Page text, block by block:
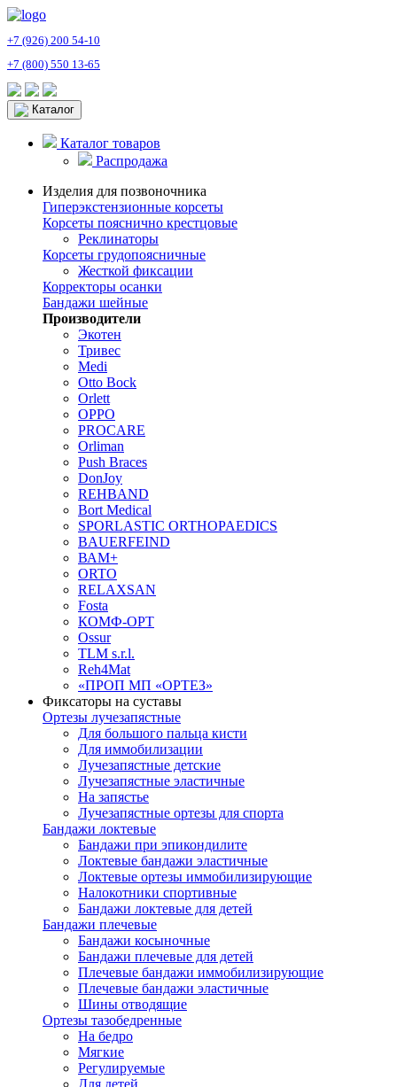
+7 (926) 200 54-10
+7 (800) 550 13-65
Каталог
Каталог товаров
Распродажа
Изделия для позвоночника
Гиперэкстензионные корсеты
Корсеты пояснично крестцовые
Реклинаторы
Корсеты грудопоясничные
Жесткой фиксации
Корректоры осанки
Бандажи шейные
Производители
Экотен
Тривес
Medi
Otto Bock
Orlett
OPPO
PROCARE
Orliman
Push Braces
DonJoy
REHBAND
Bort Medical
SPORLASTIC ORTHOPAEDICS
BAUERFEIND
ВАМ+
ORTO
RELAXSAN
Fosta
КОМФ-ОРТ
Ossur
TLM s.r.l.
Reh4Mat
«ПРОП МП «ОРТЕЗ»
Фиксаторы на суставы
Ортезы лучезапястные
Для большого пальца кисти
Для иммобилизации
Лучезапястные детские
Лучезапястные эластичные
На запястье
Лучезапястные ортезы для спорта
Бандажи локтевые
Бандажи при эпикондилите
Локтевые бандажи эластичные
Локтевые ортезы иммобилизирующие
Налокотники спортивные
Бандажи локтевые для детей
Бандажи плечевые
Бандажи косыночные
Бандажи плечевые для детей
Плечевые бандажи иммобилизирующие
Плечевые бандажи эластичные
Шины отводящие
Ортезы тазобедренные
На бедро
Мягкие
Регулируемые
Для детей